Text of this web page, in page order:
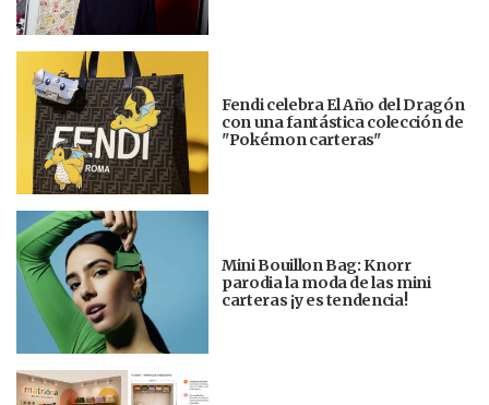
Fendi celebra El Año del Dragón
con una fantástica colección de
"Pokémon carteras"
Mini Bouillon Bag: Knorr
parodia la moda de las mini
carteras ¡y es tendencia!